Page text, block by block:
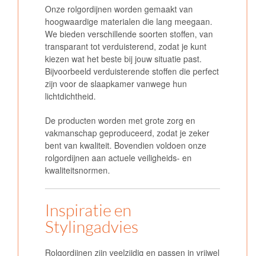
Onze rolgordijnen worden gemaakt van
hoogwaardige materialen die lang meegaan.
We bieden verschillende soorten stoffen, van
transparant tot verduisterend, zodat je kunt
kiezen wat het beste bij jouw situatie past.
Bijvoorbeeld verduisterende stoffen die perfect
zijn voor de slaapkamer vanwege hun
lichtdichtheid.
De producten worden met grote zorg en
vakmanschap geproduceerd, zodat je zeker
bent van kwaliteit. Bovendien voldoen onze
rolgordijnen aan actuele veiligheids- en
kwaliteitsnormen.
Inspiratie en
Stylingadvies
Rolgordijnen zijn veelzijdig en passen in vrijwel